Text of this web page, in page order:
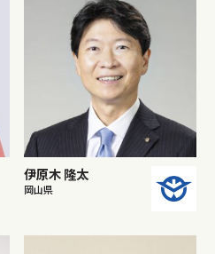
伊原木 隆太
岡山県